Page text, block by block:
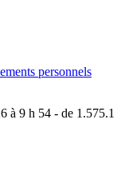
personnels
à 9 h 54 - de 1.575.1